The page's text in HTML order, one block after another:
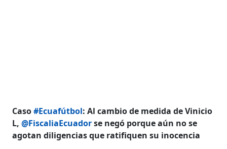
Caso#Ecuafútbol: Al cambio de medida de Vinicio
L,@FiscaliaEcuadorse negó porque aún no se
agotan diligencias que ratifiquen su inocencia